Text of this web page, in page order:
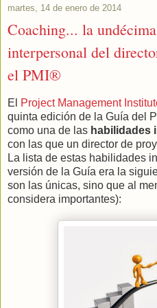
martes, 14 de enero de 2014
Coaching... la
interpersonal del
el PMI®
El Project Management
quinta edición de la Guía del
como una de las habilidades
con las que un director de
La lista de estas habilidades
versión de la Guía era la
son las únicas, sino que al
considera importantes):